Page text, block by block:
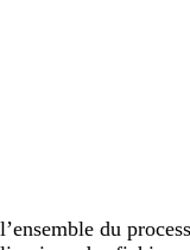
du